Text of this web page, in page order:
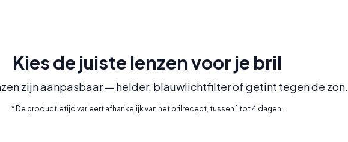
Kies de juiste lenzen voor je bril
zijn aanpasbaar — helder, blauwlichtfilter of getint tegen de zon.
* De productietijd varieert afhankelijk van het brilrecept, tussen 1 tot 4 dagen.